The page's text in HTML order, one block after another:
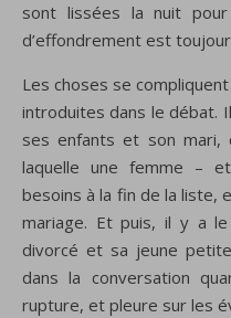
sont lissées la nuit pour
d’effondrement est
Les choses se compliquent
introduites dans le débat. Il
ses enfants et son mari,
laquelle une femme –
besoins à la fin de la liste,
mariage. Et puis, il y a
divorcé et sa jeune
dans la conversation
rupture, et pleure sur les